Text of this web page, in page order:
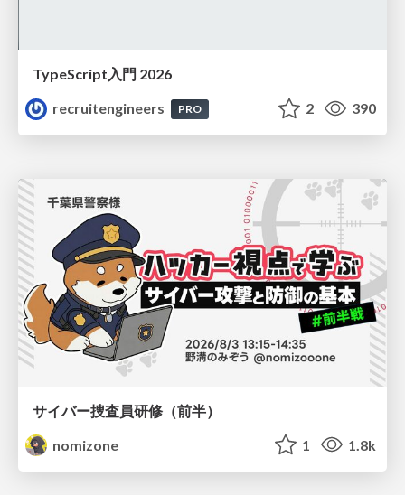
TypeScript入門 2026
recruitengineers
PRO 2 390
サイバー捜査員研修（前半）
nomizone
1 1.8k